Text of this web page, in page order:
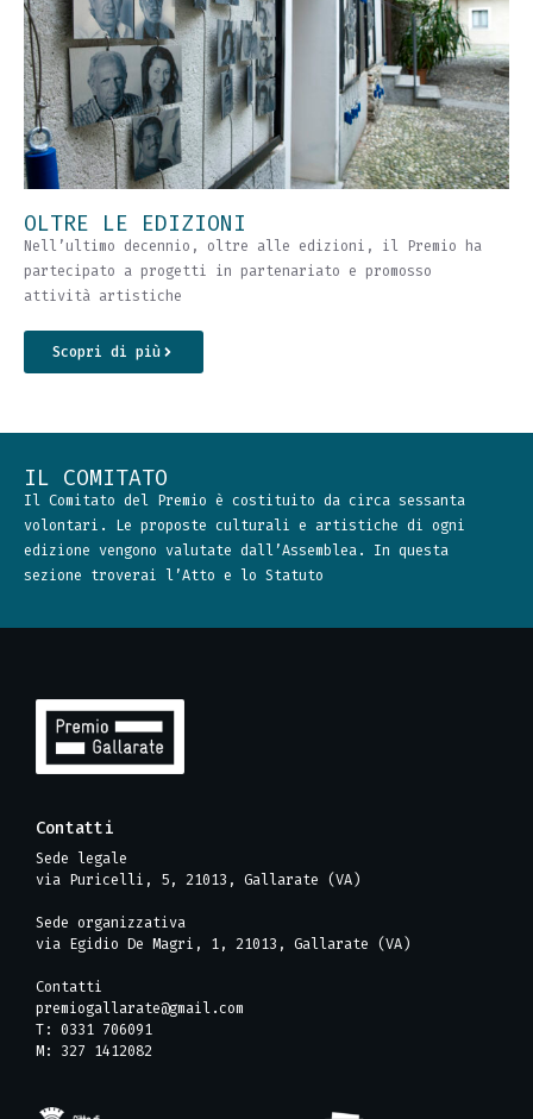
OLTRE LE EDIZIONI
Nell’ultimo decennio, oltre alle edizioni, il Premio ha
partecipato a progetti in partenariato e promosso
attività artistiche
Scopri di più
IL COMITATO
Il Comitato del Premio è costituito da circa sessanta
volontari. Le proposte culturali e artistiche di ogni
edizione vengono valutate dall’Assemblea. In questa
sezione troverai l’Atto e lo Statuto
Contatti
Sede legale
via Puricelli, 5, 21013, Gallarate (VA)
Sede organizzativa
via Egidio De Magri, 1, 21013, Gallarate (VA)
Contatti
premiogallarate@gmail.com
T: 0331 706091
M: 327 1412082